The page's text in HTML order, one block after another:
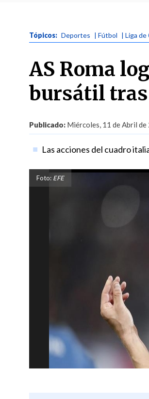
Tópicos: Deportes | Fútbol | Liga de
AS Roma
bursátil
Publicado: Miércoles, 11 de Abril
Las acciones del cuadro
Foto: EFE